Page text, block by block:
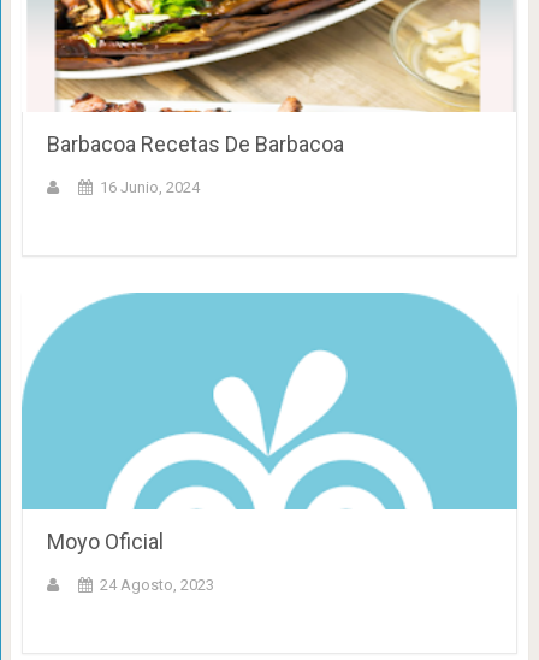
Barbacoa Recetas De Barbacoa
16 Junio, 2024
Moyo Oficial
24 Agosto, 2023